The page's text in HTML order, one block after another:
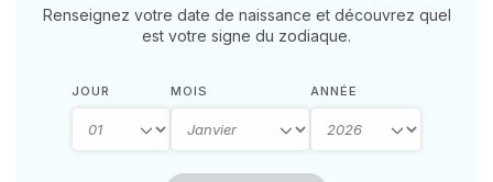
Renseignez votre date de naissance et découvrez quel
est votre signe du zodiaque.
JOUR MOIS ANNÉE